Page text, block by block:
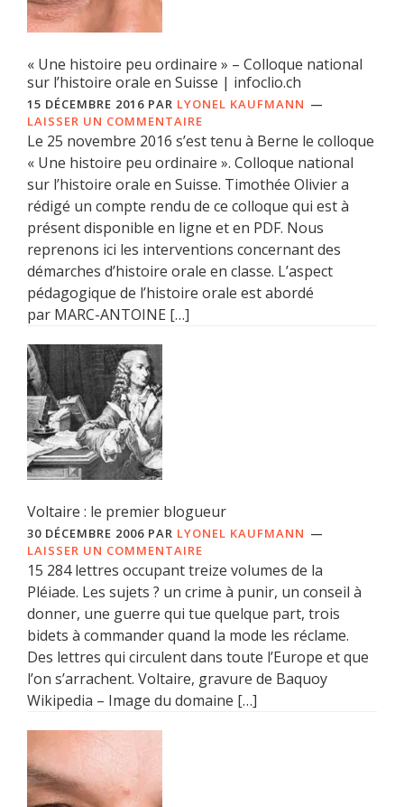
« Une histoire peu ordinaire » – Colloque national
sur l’histoire orale en Suisse | infoclio.ch
15 DÉCEMBRE 2016 PAR LYONEL KAUFMANN
LAISSER UN COMMENTAIRE
Le 25 novembre 2016 s’est tenu à Berne le colloque
« Une histoire peu ordinaire ». Colloque national
sur l’histoire orale en Suisse. Timothée Olivier a
rédigé un compte rendu de ce colloque qui est à
présent disponible en ligne et en PDF. Nous
reprenons ici les interventions concernant des
démarches d’histoire orale en classe. L’aspect
pédagogique de l’histoire orale est abordé
par MARC-ANTOINE […]
Voltaire : le premier blogueur
30 DÉCEMBRE 2006 PAR LYONEL KAUFMANN
LAISSER UN COMMENTAIRE
15 284 lettres occupant treize volumes de la
Pléiade. Les sujets ? un crime à punir, un conseil à
donner, une guerre qui tue quelque part, trois
bidets à commander quand la mode les réclame.
Des lettres qui circulent dans toute l’Europe et que
l’on s’arrachent. Voltaire, gravure de Baquoy
Wikipedia – Image du domaine […]